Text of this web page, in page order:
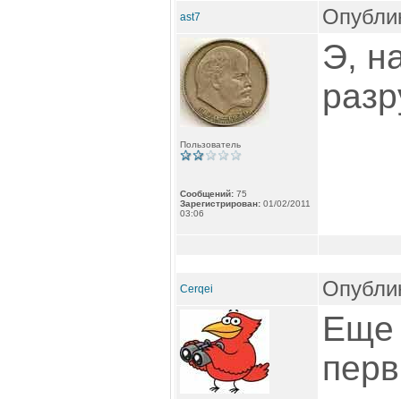
ast7
Пользователь
Сообщений: 75
Зарегистрирован: 01/02/2011
03:06
Э,
Cerqei
Еще